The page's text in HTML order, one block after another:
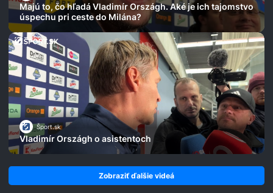
Majú to, čo hľadá Vladimír Országh. Aké je ich tajomstvo
úspechu pri ceste do Milána?
Šport.sk
Vladimír Országh o asistentoch
Zobraziť ďalšie videá